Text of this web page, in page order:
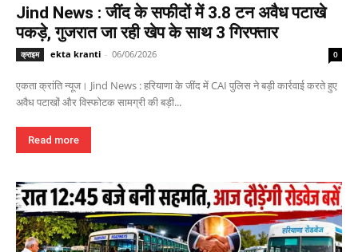
Jind News : जींद के सफीदों में 3.8 टन अवैध पटाखे
पकड़े, गुजरात जा रही खेप के साथ 3 गिरफ्तार
क्राइम ekta kranti - 06/06/2026 0
एकता क्रांति न्यूज। Jind News : हरियाणा के जींद में CAI पुलिस ने बड़ी कार्रवाई करते हुए
अवैध पटाखों और विस्फोटक सामग्री की बड़ी...
Read more